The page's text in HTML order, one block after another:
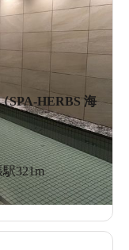
SPA-HERBS 海
321m